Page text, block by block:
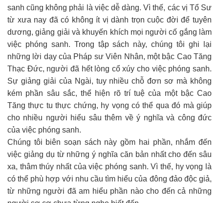
sanh cũng không phải là việc dễ dàng. Vì thế, các vị Tổ Sư
từ xưa nay đã có không ít vị dành trọn cuộc đời để tuyên
dương, giảng giải và khuyến khích mọi người cố gắng làm
việc phóng sanh. Trong tập sách này, chúng tôi ghi lại
những lời dạy của Pháp sư Viên Nhân, một bậc Cao Tăng
Thạc Đức, người đã hết lòng cổ xúy cho việc phóng sanh.
Sự giảng giải của Ngài, tuy nhiều chỗ đơn sơ mà không
kém phần sâu sắc, thể hiện rõ trí tuệ của một bậc Cao
Tăng thực tu thực chứng, hy vọng có thể qua đó mà giúp
cho nhiều người hiểu sâu thêm về ý nghĩa và công đức
của việc phóng sanh.
Chúng tôi biên soạn sách này gồm hai phần, nhắm đến
việc giảng dụ từ những ý nghĩa căn bản nhất cho đến sâu
xa, thâm thúy nhất của việc phóng sanh. Vì thế, hy vọng là
có thể phù hợp với nhu cầu tìm hiểu của đông đảo độc giả,
từ những người đã am hiểu phần nào cho đến cả những